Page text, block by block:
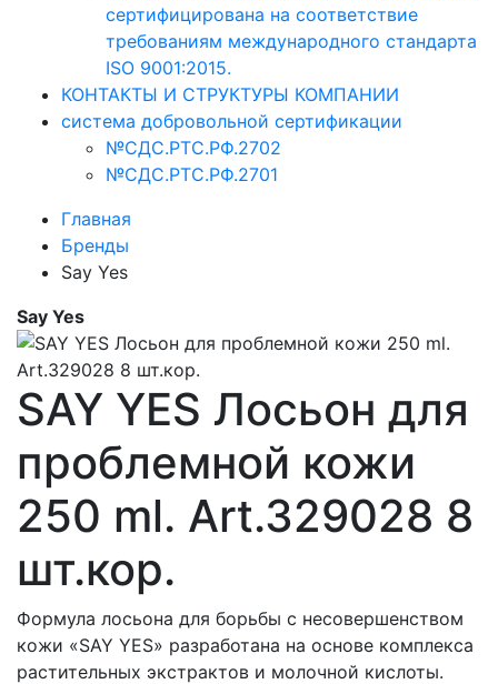
сертифицирована на соответствие
требованиям международного стандарта
ISO 9001:2015.
КОНТАКТЫ И СТРУКТУРЫ КОМПАНИИ
система добровольной сертификации
№СДС.РТС.РФ.2702
№СДС.РТС.РФ.2701
Главная
Бренды
Say Yes
Say Yes
SAY YES Лосьон для
проблемной кожи
250 ml. Art.329028 8
шт.кор.
Формула лосьона для борьбы с несовершенством
кожи «SAY YES» разработана на основе комплекса
растительных экстрактов и молочной кислоты.